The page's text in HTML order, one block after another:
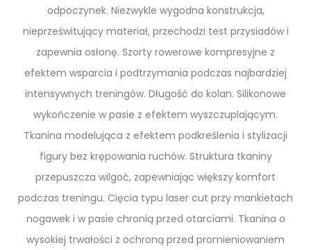
odpoczynek. Niezwykle wygodna konstrukcja,
nieprześwitujący materiał, przechodzi test przysiadów i
zapewnia osłonę. Szorty rowerowe kompresyjne z
efektem wsparcia i podtrzymania podczas najbardziej
intensywnych treningów. Długość do kolan. Silikonowe
wykończenie w pasie z efektem wyszczuplającym.
Tkanina modelująca z efektem podkreślenia i stylizacji
figury bez krępowania ruchów. Struktura tkaniny
przepuszcza wilgoć, zapewniając większy komfort
podczas treningu. Cięcia typu laser cut przy mankietach
nogawek i w pasie chronią przed otarciami. Tkanina o
wysokiej trwałości z ochroną przed promieniowaniem